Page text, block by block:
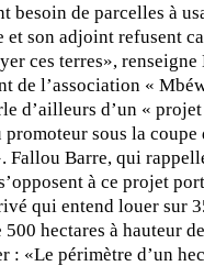
besoin de parcelles à
et son adjoint refusent
ces terres», renseigne
de l’association «
d’ailleurs d’un «
promoteur sous la coupe
Fallou Barre, qui
à ce projet
qui entend louer sur
hectares à hauteur
: «Le périmètre d’un